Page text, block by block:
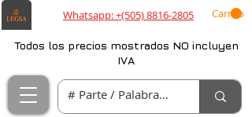
Whatsapp: +(505) 8816-2805 Carrito
Todos los precios mostrados NO incluyen
IVA